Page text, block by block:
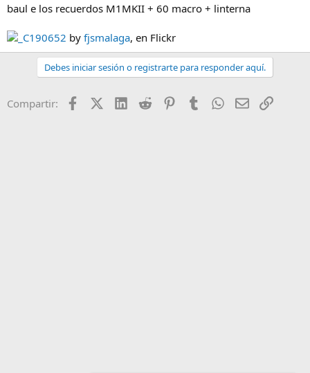
m
baul e los recuerdos M1MKII + 60 macro + linterna
_C190652 by fjsmalaga, en Flickr
Debes iniciar sesión o registrarte para responder aquí.
Compartir: FacebookX (Twitter)
LinkedIn
Reddit PinterestTumblr WhatsApp
EmailEnlace